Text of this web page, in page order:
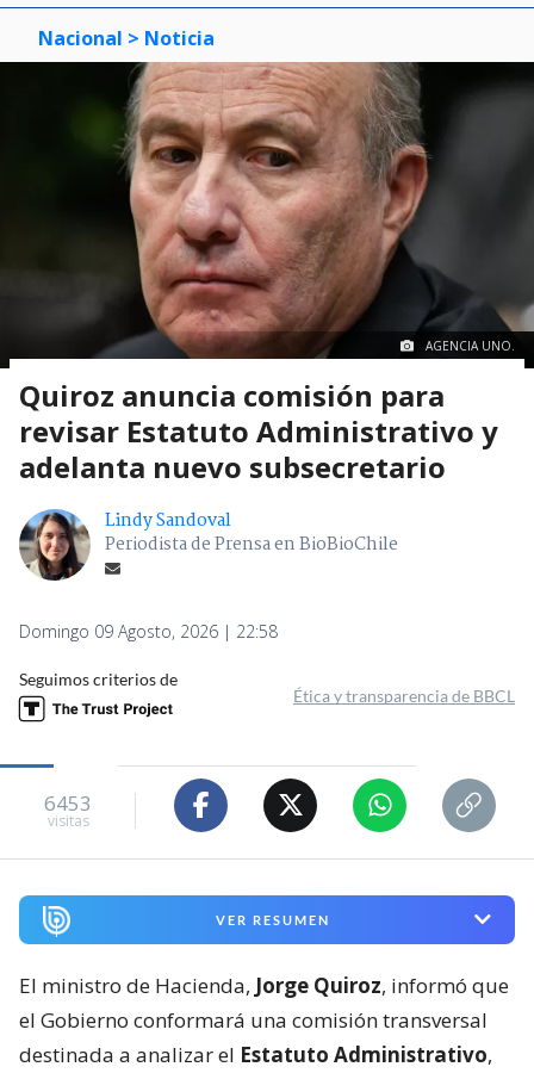
Nacional > Noticia
AGENCIA UNO.
Quiroz anuncia comisión para
revisar Estatuto Administrativo y
adelanta nuevo subsecretario
Lindy Sandoval
Periodista de Prensa en BioBioChile
Domingo 09 Agosto, 2026 | 22:58
Seguimos criterios de
Ética y transparencia de BBCL
6453
visitas
VER RESUMEN
El ministro de Hacienda, Jorge Quiroz, informó que
el Gobierno conformará una comisión transversal
destinada a analizar el Estatuto Administrativo,